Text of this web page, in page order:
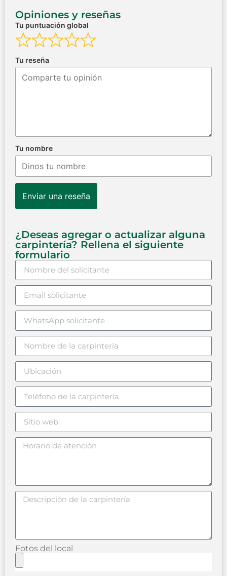
Opiniones y reseñas
Tu puntuación global
Tu reseña
Tu nombre
Enviar una reseña
¿Deseas agregar o actualizar alguna
carpintería? Rellena el siguiente
formulario
Fotos del local